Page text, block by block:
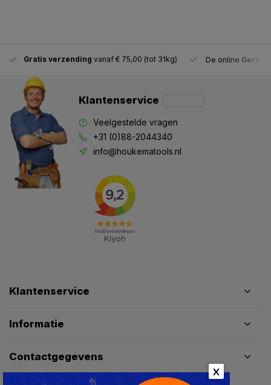
Gratis verzending vanaf € 75,00 (tot 31kg) De online
Klantenservice
Veelgestelde vragen
+31 (0)88-2044340
info@houkematools.nl
Klantenservice
Informatie
Contactgegevens
X